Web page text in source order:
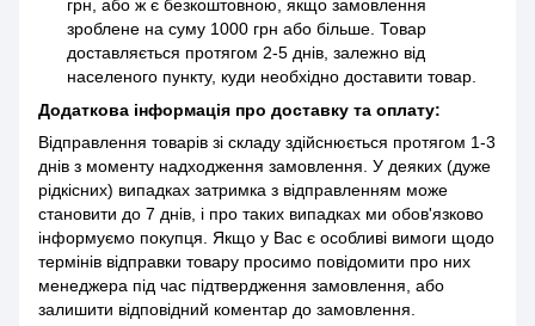
грн, або ж є безкоштовною, якщо замовлення
зроблене на суму 1000 грн або більше. Товар
доставляється протягом 2-5 днів, залежно від
населеного пункту, куди необхідно доставити товар.
Додаткова інформація про доставку та оплату:
Відправлення товарів зі складу здійснюється протягом 1-3
днів з моменту надходження замовлення. У деяких (дуже
рідкісних) випадках затримка з відправленням може
становити до 7 днів, і про таких випадках ми обов'язково
інформуємо покупця. Якщо у Вас є особливі вимоги щодо
термінів відправки товару просимо повідомити про них
менеджера під час підтвердження замовлення, або
залишити відповідний коментар до замовлення.